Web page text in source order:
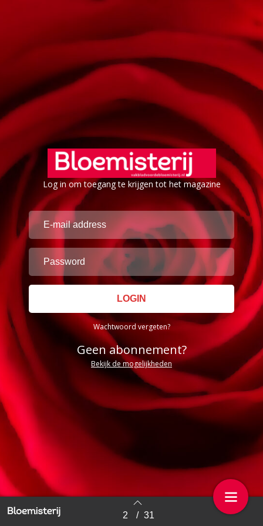
Back to index 2 / 31
Log in om toegang te krijgen tot het magazine
Wachtwoord vergeten?
Geen abonnement?
Bekijk de mogelijkheden